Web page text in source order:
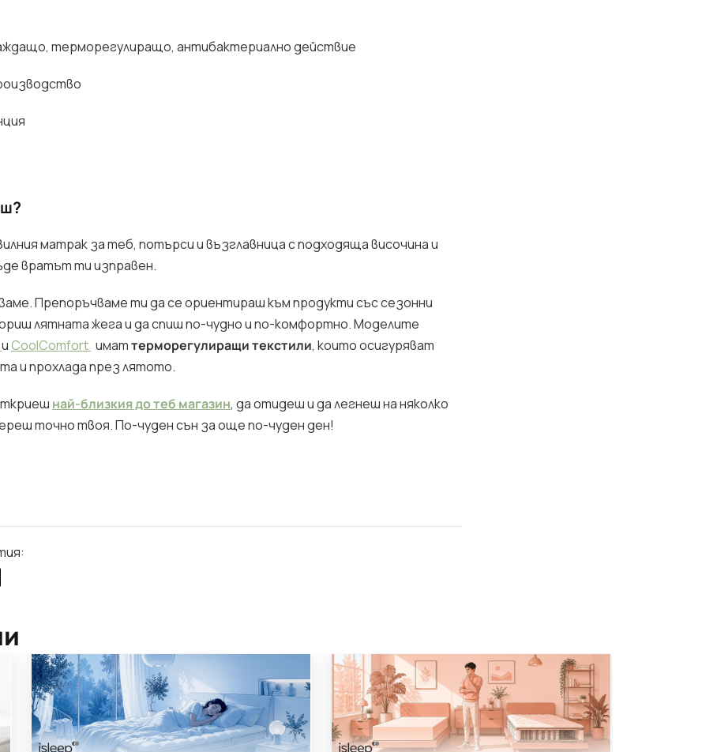
терморегулиращо, антибактериално действие
матрак за теб, потърси и възглавница с подходяща височина и
вратът ти изправен.
Препоръчваме ти да се ориентираш към продукти със сезонни
лятната жега и да спиш по-чудно и по-комфортно. Моделите
и CoolComfort иматтерморегулиращи текстили, които осигуряват
и прохлада през лятото.
най-близкия до теб магазин, да отидеш и да легнеш на няколко
точно твоя. По-чуден сън за още по-чуден ден!